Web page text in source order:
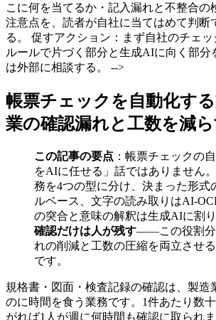
こに何を当てるか・記入漏れと不整合の
注意点を、読者が自社に当てはめて判断
る。 促すアクション：まず自社のチェッ
ルールで片づく部分と生成AIに向く部分
は外部に相談する。 -->
帳票チェックを自動化す
業の確認漏れと工数を減
この記事の要点 ：帳票チェックの
をAIに任せる」話ではありません
務を4つの型に分け、決まった形式
ルベース、文字の読み取りはAI-
の突合と意味の解釈は生成AIに割り
確認だけは人が残す——この役割分
れの削減と工数の圧縮を両立させ
です。
規格書・図面・検査記録の確認は、製造
のに時間を食う業務です。1件あたり数
がれば1人が週に何時間も確認に取られ